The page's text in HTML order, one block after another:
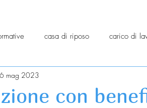
casa di riposo carico di
con
6 mag 2023